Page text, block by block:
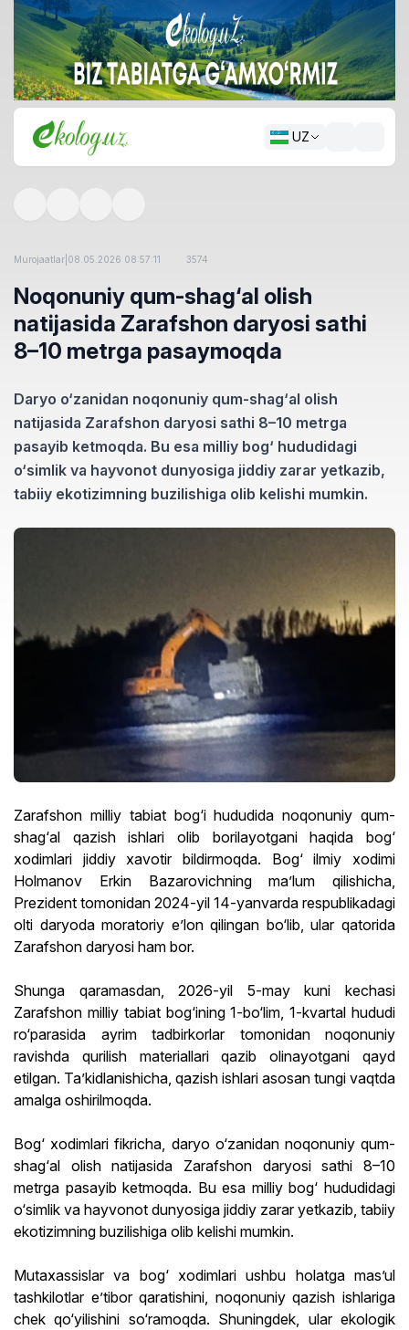
UZ
Murojaatlar 08.05.2026 08:57:11 3574
Noqonuniy qum-shag‘al olish
natijasida Zarafshon daryosi sathi
8–10 metrga pasaymoqda
Daryo o‘zanidan noqonuniy qum-shag‘al olish
natijasida Zarafshon daryosi sathi 8–10 metrga
pasayib ketmoqda. Bu esa milliy bog‘ hududidagi
o‘simlik va hayvonot dunyosiga jiddiy zarar yetkazib,
tabiiy ekotizimning buzilishiga olib kelishi mumkin.
Zarafshon milliy tabiat bog‘i hududida noqonuniy qum-
shag‘al qazish ishlari olib borilayotgani haqida bog‘
xodimlari jiddiy xavotir bildirmoqda. Bog‘ ilmiy xodimi
Holmanov Erkin Bazarovichning ma’lum qilishicha,
Prezident tomonidan 2024-yil 14-yanvarda respublikadagi
olti daryoda moratoriy e’lon qilingan bo‘lib, ular qatorida
Zarafshon daryosi ham bor.
Shunga qaramasdan, 2026-yil 5-may kuni kechasi
Zarafshon milliy tabiat bog‘ining 1-bo‘lim, 1-kvartal hududi
ro‘parasida ayrim tadbirkorlar tomonidan noqonuniy
ravishda qurilish materiallari qazib olinayotgani qayd
etilgan. Ta’kidlanishicha, qazish ishlari asosan tungi vaqtda
amalga oshirilmoqda.
Bog‘ xodimlari fikricha, daryo o‘zanidan noqonuniy qum-
shag‘al olish natijasida Zarafshon daryosi sathi 8–10
metrga pasayib ketmoqda. Bu esa milliy bog‘ hududidagi
o‘simlik va hayvonot dunyosiga jiddiy zarar yetkazib, tabiiy
ekotizimning buzilishiga olib kelishi mumkin.
Mutaxassislar va bog‘ xodimlari ushbu holatga mas’ul
tashkilotlar e’tibor qaratishini, noqonuniy qazish ishlariga
chek qo‘yilishini so‘ramoqda. Shuningdek, ular ekologik